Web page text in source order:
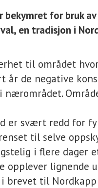
bekymret for bruk
en tradisjon i
til området
år de negative
nærområdet.
er svært redd for
til selve
i flere dager
opplever lignende
brevet til